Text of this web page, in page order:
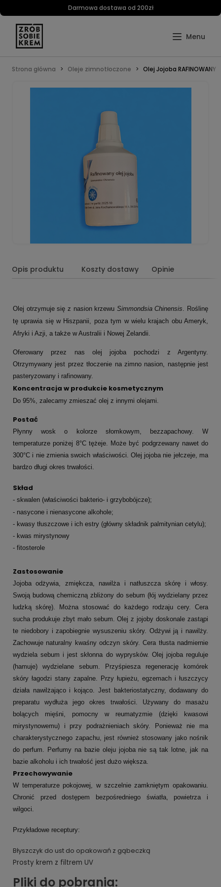
Darmowa dostawa od 200zł
Strona główna Oleje zimnotłoczone Olej Jojoba RAFINOWANY
Opis produktu Koszty dostawy Opinie
Olej otrzymuje się z nasion krzewu Simmondsia Chinensis. Roślinę
tę uprawia się w Hiszpanii, poza tym w wielu krajach obu Ameryk,
Afryki i Azji, a także w Australii i Nowej Zelandii.
Oferowany przez nas olej jojoba pochodzi z Argentyny.
Otrzymywany jest przez tłoczenie na zimno nasion, następnie jest
pasteryzowany i rafinowany.
Koncentracja w produkcie kosmetycznym
Do 95%, zalecamy zmieszać olej z innymi olejami.
Postać
Płynny wosk o kolorze słomkowym, bezzapachowy. W
temperaturze poniżej 8°C tężeje. Może być podgrzewany nawet do
300°C i nie zmienia swoich właściwości. Olej jojoba nie jełczeje, ma
bardzo długi okres trwałości.
Skład
- skwalen (właściwości bakterio- i grzybobójcze);
- nasycone i nienasycone alkohole;
- kwasy tłuszczowe i ich estry (główny składnik palmitynian cetylu);
- kwas mirystynowy
- fitosterole
Zastosowanie
Jojoba odżywia, zmiękcza, nawilża i natłuszcza skórę i włosy.
Swoją budową chemiczną zbliżony do sebum (łój wydzielany przez
ludzką skórę). Można stosować do każdego rodzaju cery. Cera
sucha produkuje zbyt mało sebum. Olej z jojoby doskonale zastąpi
te niedobory i zapobiegnie wysuszeniu skóry. Odżywi ją i nawilży.
Zachowuje naturalny kwaśny odczyn skóry. Cera tłusta nadmiernie
wydziela sebum i jest skłonna do wyprysków. Olej jojoba reguluje
(hamuje) wydzielane sebum. Przyśpiesza regenerację komórek
skóry łagodzi stany zapalne. Przy łupieżu, egzemach i łuszczycy
działa nawilżająco i kojąco. Jest bakteriostatyczny, dodawany do
preparatu wydłuża jego okres trwałości. Używany do masażu
bolących mięśni, pomocny w reumatyzmie (dzięki kwasowi
mirystynowemu) i przy podrażnieniach skóry. Ponieważ nie ma
charakterystycznego zapachu, jest również stosowany jako nośnik
do perfum. Perfumy na bazie oleju jojoba nie są tak lotne, jak na
bazie alkoholu i ich trwałość jest dużo większa.
Przechowywanie
W temperaturze pokojowej, w szczelnie zamkniętym opakowaniu.
Chronić przed dostępem bezpośredniego światła, powietrza i
wilgoci.
Przykładowe receptury:
Błyszczyk do ust do opakowań z gąbeczką
Prosty krem z filtrem UV
Pliki do pobrania: